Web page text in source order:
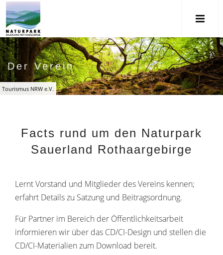
Tourismus NRW e.V.
Der Verein
Facts rund um den Naturpark
Sauerland Rothaargebirge
Lernt Vorstand und Mitglieder des Vereins kennen;
erfahrt Details zu Satzung und Beitragsordnung.
Für Partner im Bereich der Öffentlichkeitsarbeit
informieren wir über das CD/CI-Design und stellen die
CD/CI-Materialien zum Download bereit.